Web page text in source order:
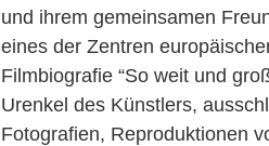
und ihrem gemeinsamen
eines der Zentren
Filmbiografie “So weit und
Urenkel des Künstlers,
Fotografien, Reproduktionen